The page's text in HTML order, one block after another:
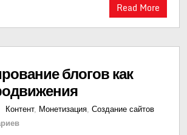
Read More
блогов как
Контент, Монетизация, Создание сайтов